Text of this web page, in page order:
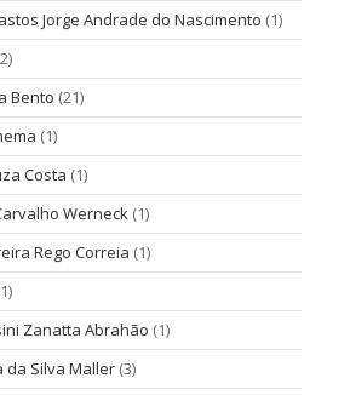
Jorge Andrade do Nascimento (1)
Bento (21)
(1)
Costa (1)
Werneck (1)
Rego Correia (1)
Zanatta Abrahão (1)
da Silva Maller (3)